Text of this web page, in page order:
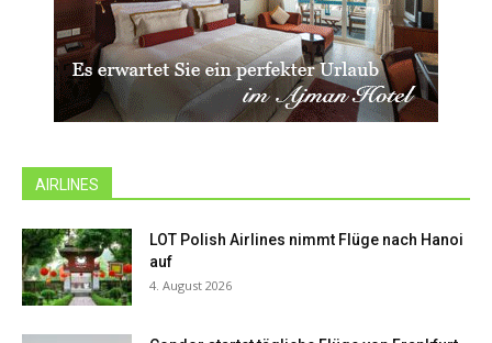
AIRLINES
LOT Polish Airlines nimmt Flüge nach Hanoi
auf
4. August 2026